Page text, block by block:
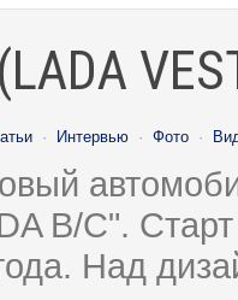
· Интервью · Фото ·
B/C".
Над